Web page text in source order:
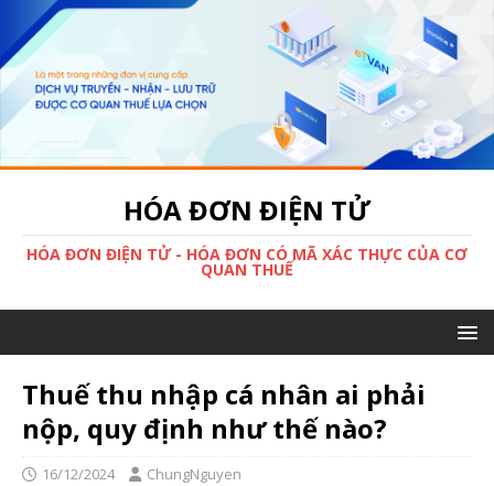
HÓA ĐƠN ĐIỆN TỬ
HÓA ĐƠN ĐIỆN TỬ - HÓA ĐƠN CÓ MÃ XÁC THỰC CỦA CƠ
QUAN THUẾ
Thuế thu nhập cá nhân ai phải
nộp, quy định như thế nào?
16/12/2024 ChungNguyen